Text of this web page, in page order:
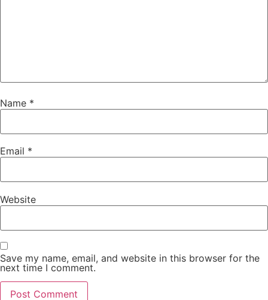
Name *
Email *
Website
Save my name, email, and website in this browser for the
next time I comment.